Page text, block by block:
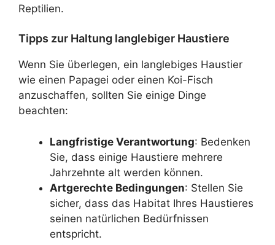
Reptilien.
Tipps zur Haltung langlebiger Haustiere
Wenn Sie überlegen, ein langlebiges Haustier
wie einen Papagei oder einen Koi-Fisch
anzuschaffen, sollten Sie einige Dinge
beachten:
Langfristige Verantwortung: Bedenken
Sie, dass einige Haustiere mehrere
Jahrzehnte alt werden können.
Artgerechte Bedingungen: Stellen Sie
sicher, dass das Habitat Ihres Haustieres
seinen natürlichen Bedürfnissen
entspricht.